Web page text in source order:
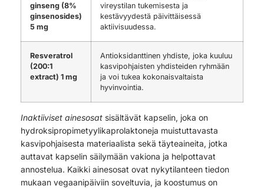
ginseng (8%
ginsenosides)
5 mg
vireystilan tukemisesta ja
kestävyydestä päivittäisessä
aktiivisuudessa.
Resveratrol
(200:1
extract) 1 mg
Antioksidanttinen yhdiste, joka kuuluu
kasvipohjaisten yhdisteiden ryhmään
ja voi tukea kokonaisvaltaista
hyvinvointia.
Inaktiiviset ainesosat sisältävät kapselin, joka on
hydroksipropimetyylikaprolaktoneja muistuttavasta
kasvipohjaisesta materiaalista sekä täyteaineita, jotka
auttavat kapselin säilymään vakiona ja helpottavat
annostelua. Kaikki ainesosat ovat nykytilanteen tiedon
mukaan vegaanipäiviin soveltuvia, ja koostumus on